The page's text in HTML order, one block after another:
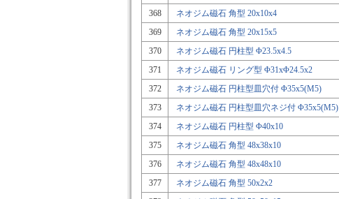
368
ネオジム磁石 角型 20x10x4
369
ネオジム磁石 角型 20x15x5
370
ネオジム磁石 円柱型 Φ23.5x4.5
371
ネオジム磁石 リング型 Φ31xΦ24.5x2
372
ネオジム磁石 円柱型皿穴付 Φ35x5(M5)
373
ネオジム磁石 円柱型皿穴ネジ付 Φ35x5(M5)
374
ネオジム磁石 円柱型 Φ40x10
375
ネオジム磁石 角型 48x38x10
376
ネオジム磁石 角型 48x48x10
377
ネオジム磁石 角型 50x2x2